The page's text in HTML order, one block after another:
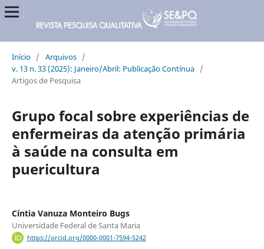
Início / Arquivos /
v. 13 n. 33 (2025): Janeiro/Abril: Publicação Contínua /
Artigos de Pesquisa
Grupo focal sobre experiências de
enfermeiras da atenção primária
à saúde na consulta em
puericultura
Cíntia Vanuza Monteiro Bugs
Universidade Federal de Santa Maria
https://orcid.org/0000-0001-7594-5242